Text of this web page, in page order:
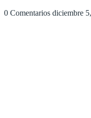
0 Comentarios diciembre